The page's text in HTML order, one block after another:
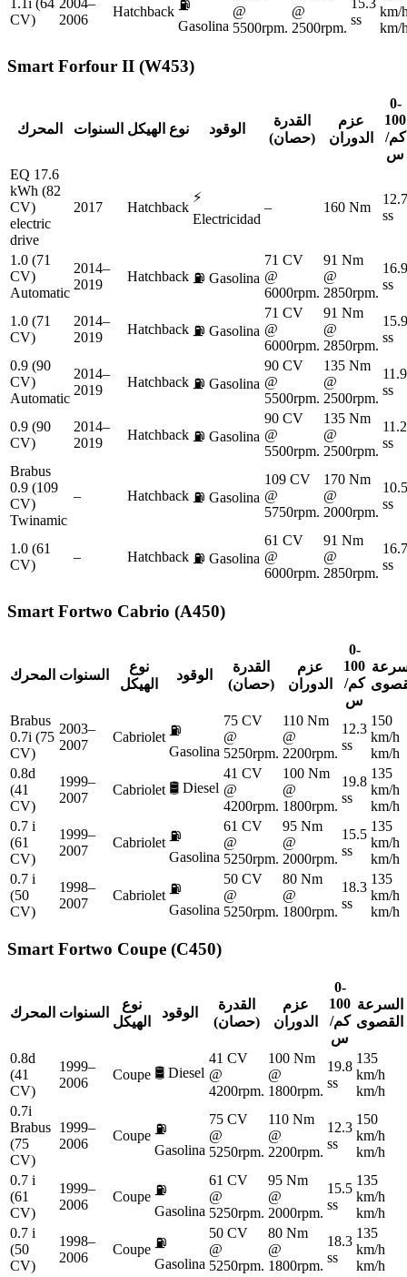
CV)
2006
Hatchback ⛽
Gasolina
@
5500rpm.
@
2500rpm.
ss
km/
km/
Smart Forfour II (W453)
المحرك السنوات نوع الهيكل الوقود
القدرة
(حصان)
عزم
الدوران
0-
100
كم/
س
EQ 17.6
kWh (82
CV)
electric
drive
2017 Hatchback
⚡
Electricidad
– 160 Nm
12.7
ss
1.0 (71
CV)
Automatic
2014–
2019
Hatchback ⛽ Gasolina
71 CV
@
6000rpm.
91 Nm
@
2850rpm.
16.9
ss
1.0 (71
CV)
2014–
2019
Hatchback ⛽ Gasolina
71 CV
@
6000rpm.
91 Nm
@
2850rpm.
15.9
ss
0.9 (90
CV)
Automatic
2014–
2019
Hatchback ⛽ Gasolina
90 CV
@
5500rpm.
135 Nm
@
2500rpm.
11.9
ss
0.9 (90
CV)
2014–
2019
Hatchback ⛽ Gasolina
90 CV
@
5500rpm.
135 Nm
@
2500rpm.
11.2
ss
Brabus
0.9 (109
CV)
Twinamic
– Hatchback ⛽ Gasolina
109 CV
@
5750rpm.
170 Nm
@
2000rpm.
10.5
ss
1.0 (61
CV)
– Hatchback ⛽ Gasolina
61 CV
@
6000rpm.
91 Nm
@
2850rpm.
16.7
ss
Smart Fortwo Cabrio (A450)
المحرك السنوات
نوع
الهيكل
الوقود
القدرة
(حصان)
عزم
الدوران
0-
100
كم/
س
Brabus
0.7i (75
CV)
2003–
2007
Cabriolet ⛽
Gasolina
75 CV
@
5250rpm.
110 Nm
@
2200rpm.
12.3
ss
150
km/h
km/h
0.8d
(41
CV)
1999–
2007
Cabriolet 🛢️ Diesel
41 CV
@
4200rpm.
100 Nm
@
1800rpm.
19.8
ss
135
km/h
km/h
0.7 i
(61
CV)
1999–
2007
Cabriolet ⛽
Gasolina
61 CV
@
5250rpm.
95 Nm
@
2000rpm.
15.5
ss
135
km/h
km/h
0.7 i
(50
CV)
1998–
2007
Cabriolet ⛽
Gasolina
50 CV
@
5250rpm.
80 Nm
@
1800rpm.
18.3
ss
135
km/h
km/h
Smart Fortwo Coupe (C450)
المحرك السنوات
نوع
الهيكل
الوقود
القدرة
(حصان)
عزم
الدوران
0-
100
كم/
س
السرعة
القصوى
0.8d
(41
CV)
1999–
2006
Coupe 🛢️ Diesel
41 CV
@
4200rpm.
100 Nm
@
1800rpm.
19.8
ss
135
km/h
km/h
0.7i
Brabus
(75
CV)
1999–
2006
Coupe ⛽
Gasolina
75 CV
@
5250rpm.
110 Nm
@
2200rpm.
12.3
ss
150
km/h
km/h
0.7 i
(61
CV)
1999–
2006
Coupe ⛽
Gasolina
61 CV
@
5250rpm.
95 Nm
@
2000rpm.
15.5
ss
135
km/h
km/h
0.7 i
(50
CV)
1998–
2006
Coupe ⛽
Gasolina
50 CV
@
5250rpm.
80 Nm
@
1800rpm.
18.3
ss
135
km/h
km/h